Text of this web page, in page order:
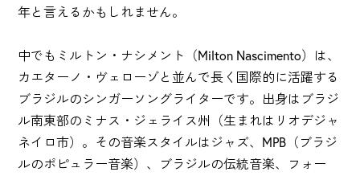
年と言えるかもしれません。
中でもミルトン・ナシメント（Milton Nascimento）は、
カエターノ・ヴェローゾと並んで長く国際的に活躍する
ブラジルのシンガーソングライターです。出身はブラジ
ル南東部のミナス・ジェライス州（生まれはリオデジャ
ネイロ市）。その音楽スタイルはジャズ、MPB（ブラジ
ルのポピュラー音楽）、ブラジルの伝統音楽、フォー